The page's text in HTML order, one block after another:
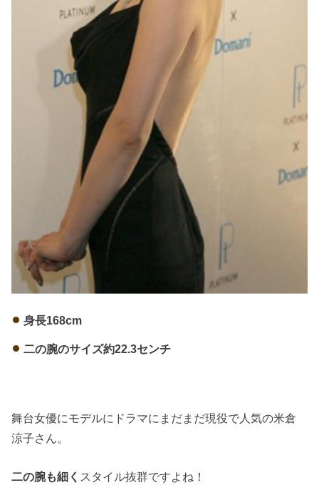
身長168cm
二の腕のサイズ約22.3センチ
舞台女優にモデルにドラマにまだまだ現役で人気の米倉
涼子さん。
二の腕も細く スタイル抜群ですよね！